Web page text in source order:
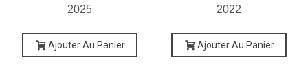
2025
Ajouter Au Panier
2022
Ajouter Au Panier